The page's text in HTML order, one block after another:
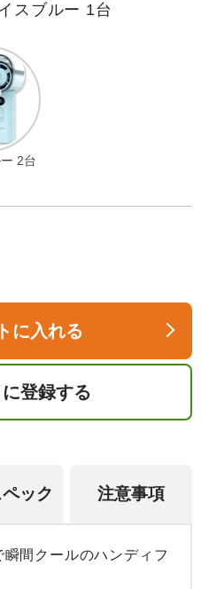
スブルー 1台
2台
に入れる
登録する
ック 注意事項
間クールのハンディフ